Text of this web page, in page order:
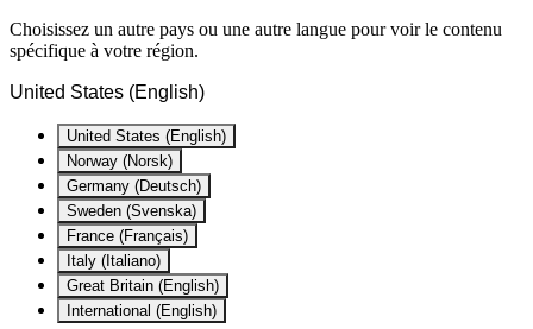
Choisissez un autre pays ou une autre langue pour voir le contenu
spécifique à votre région.
United States (English)
United States (English)
Norway (Norsk)
Germany (Deutsch)
Sweden (Svenska)
France (Français)
Italy (Italiano)
Great Britain (English)
International (English)